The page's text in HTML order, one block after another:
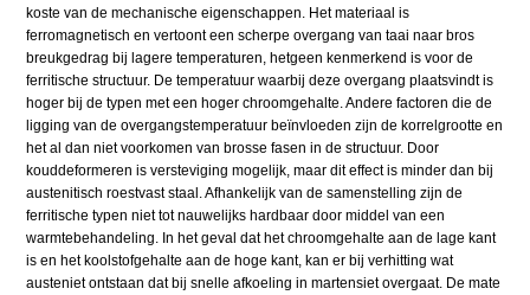
koste van de mechanische eigenschappen. Het materiaal is
ferromagnetisch en vertoont een scherpe overgang van taai naar bros
breukgedrag bij lagere temperaturen, hetgeen kenmerkend is voor de
ferritische structuur. De temperatuur waarbij deze overgang plaatsvindt is
hoger bij de typen met een hoger chroomgehalte. Andere factoren die de
ligging van de overgangstemperatuur beïnvloeden zijn de korrelgrootte en
het al dan niet voorkomen van brosse fasen in de structuur. Door
kouddeformeren is versteviging mogelijk, maar dit effect is minder dan bij
austenitisch roestvast staal. Afhankelijk van de samenstelling zijn de
ferritische typen niet tot nauwelijks hardbaar door middel van een
warmtebehandeling. In het geval dat het chroomgehalte aan de lage kant
is en het koolstofgehalte aan de hoge kant, kan er bij verhitting wat
austeniet ontstaan dat bij snelle afkoeling in martensiet overgaat. De mate